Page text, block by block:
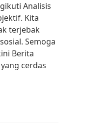
Analisis
Kita
terjebak
Semoga
Berita
cerdas